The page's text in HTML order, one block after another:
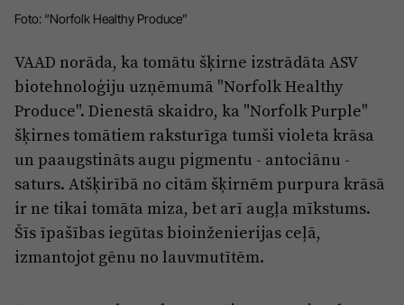
Jūrmala
Privātuma politika
Ētikas kodekss
Lietošanas noteikumi
Pārredzamības paziņojumi
Sludinājumi
Foto: “Norfolk Healthy Produce”
VAAD norāda, ka tomātu šķirne izstrādāta ASV
biotehnoloģiju uzņēmumā "Norfolk Healthy
Produce". Dienestā skaidro, ka "Norfolk Purple"
šķirnes tomātiem raksturīga tumši violeta krāsa
un paaugstināts augu pigmentu - antociānu -
saturs. Atšķirībā no citām šķirnēm purpura krāsā
ir ne tikai tomāta miza, bet arī augļa mīkstums.
Šīs īpašības iegūtas bioinženierijas ceļā,
izmantojot gēnu no lauvmutītēm.